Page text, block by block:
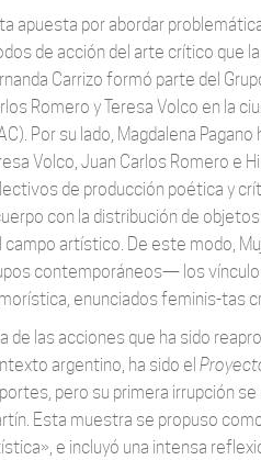
apuesta por abordar
de acción del arte crítico que
Carrizo formó parte del
Romero y Teresa Volco en la
Por su lado, Magdalena
Volco, Juan Carlos Romero
de producción poética y
con la distribución de
campo artístico. De este modo,
contemporáneos— los
enunciados feminis-tas
de las acciones que ha sido
argentino, ha sido el
pero su primera irrupción
Esta muestra se propuso
e incluyó una intensa